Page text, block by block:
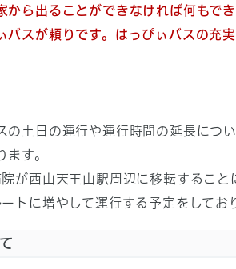
から出ることができなければ何もで
スが頼りです。はっぴぃバスの充
土日の運行や運行時間の延長につ
ます。
が西山天王山駅周辺に移転するこ
に増やして運行する予定をしてお